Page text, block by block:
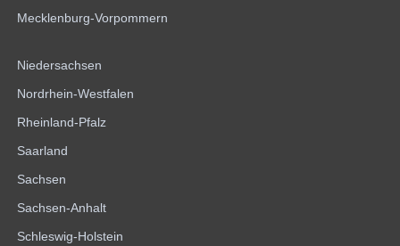
Mecklenburg-Vorpommern
Niedersachsen
Nordrhein-Westfalen
Rheinland-Pfalz
Saarland
Sachsen
Sachsen-Anhalt
Schleswig-Holstein